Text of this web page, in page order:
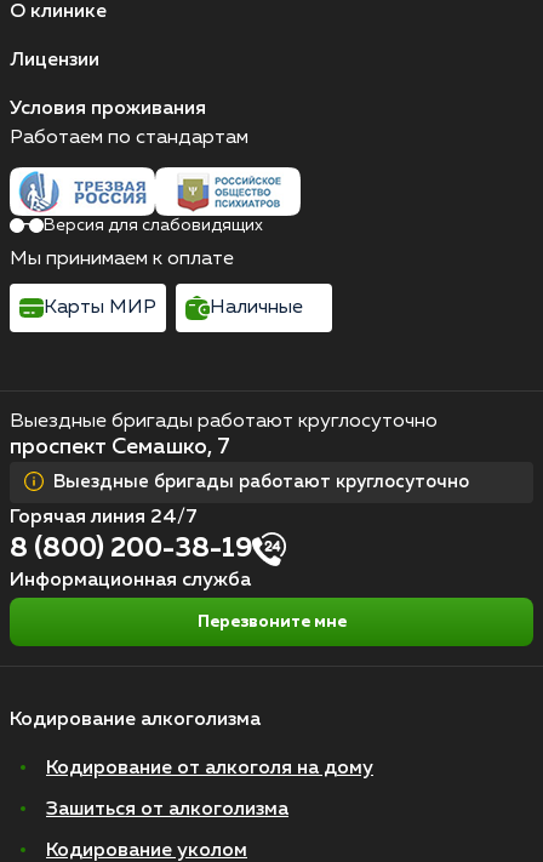
О клинике
Лицензии
Условия проживания
Кодирование алкоголизма
Кодирование от алкоголя на дому
Зашиться от алкоголизма
Кодирование уколом
Выездные бригады работают круглосуточно
проспект Семашко, 7
Выездные бригады работают круглосуточно
Горячая линия 24/7
8 (800) 200-38-19
Информационная служба
Перезвоните мне
Работаем по стандартам
Версия для слабовидящих
Мы принимаем к оплате
Карты МИР Наличные